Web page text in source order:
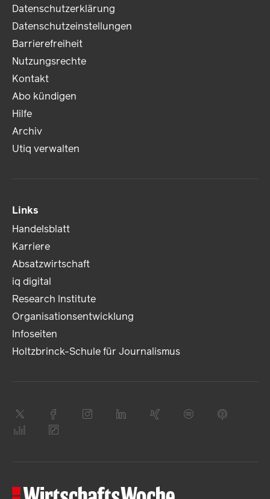
Datenschutzerklärung
Datenschutzeinstellungen
Barrierefreiheit
Nutzungsrechte
Kontakt
Abo kündigen
Hilfe
Archiv
Utiq verwalten
Links
Handelsblatt
Karriere
Absatzwirtschaft
iq digital
Research Institute
Organisationsentwicklung
Infoseiten
Holtzbrinck-Schule für Journalismus